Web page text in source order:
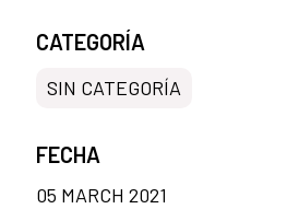
CATEGORÍA
SIN CATEGORÍA
FECHA
05 MARCH 2021